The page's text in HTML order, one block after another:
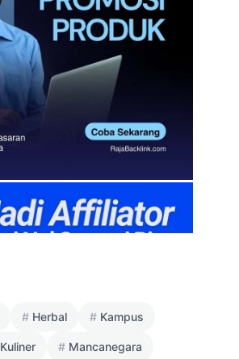
Herbal Kampus
Kuliner Mancanegara